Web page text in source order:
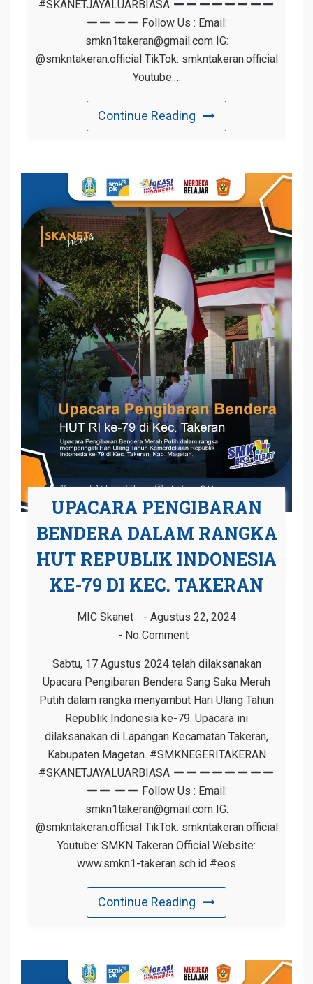
#SKANETJAYALUARBIASA
Follow Us : Email:
smkn1takeran@gmail.com IG:
@smkntakeran.official TikTok: smkntakeran.official
Youtube:…
Continue Reading
UPACARA PENGIBARAN
BENDERA DALAM RANGKA
HUT REPUBLIK INDONESIA
KE-79 DI KEC. TAKERAN
MIC Skanet
Agustus 22, 2024
No Comment
Sabtu, 17 Agustus 2024 telah dilaksanakan
Upacara Pengibaran Bendera Sang Saka Merah
Putih dalam rangka menyambut Hari Ulang Tahun
Republik Indonesia ke-79. Upacara ini
dilaksanakan di Lapangan Kecamatan Takeran,
Kabupaten Magetan. #SMKNEGERITAKERAN
#SKANETJAYALUARBIASA
Follow Us : Email:
smkn1takeran@gmail.com IG:
@smkntakeran.official TikTok: smkntakeran.official
Youtube: SMKN Takeran Official Website:
www.smkn1-takeran.sch.id #eos
Continue Reading